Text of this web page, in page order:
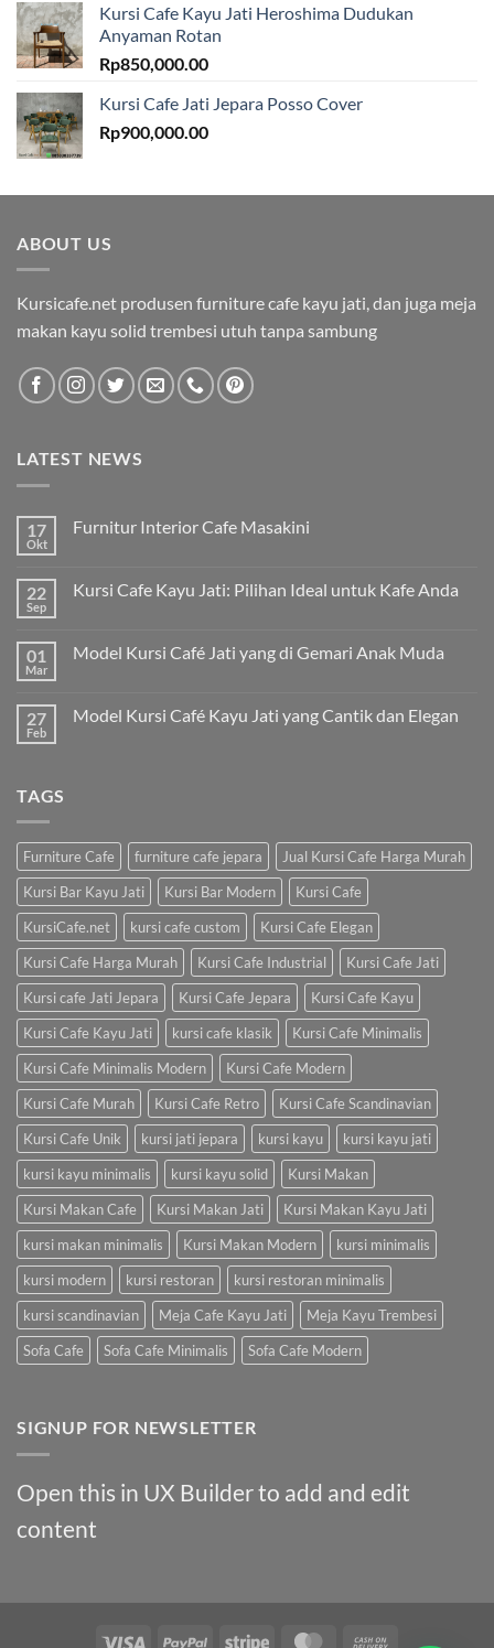
Kursi Cafe Kayu Jati Heroshima Dudukan
Anyaman Rotan
Rp850,000.00
Kursi Cafe Jati Jepara Posso Cover
Rp900,000.00
ABOUT US
Kursicafe.net produsen furniture cafe kayu jati, dan juga meja
makan kayu solid trembesi utuh tanpa sambung
LATEST NEWS
17
Okt
Furnitur Interior Cafe Masakini
22
Sep
Kursi Cafe Kayu Jati: Pilihan Ideal untuk Kafe Anda
01
Mar
Model Kursi Café Jati yang di Gemari Anak Muda
27
Feb
Model Kursi Café Kayu Jati yang Cantik dan Elegan
TAGS
Furniture Cafe furniture cafe jepara
Jual Kursi Cafe Harga Murah
Kursi Bar Kayu Jati
Kursi Bar Modern
Kursi Cafe
KursiCafe.net
kursi cafe custom
Kursi Cafe Elegan
Kursi Cafe Harga Murah
Kursi Cafe Industrial
Kursi Cafe Jati
Kursi cafe Jati Jepara
Kursi Cafe Jepara
Kursi Cafe Kayu
Kursi Cafe Kayu Jati
kursi cafe klasik
Kursi Cafe Minimalis
Kursi Cafe Minimalis Modern
Kursi Cafe Modern
Kursi Cafe Murah
Kursi Cafe Retro
Kursi Cafe Scandinavian
Kursi Cafe Unik
kursi jati jepara kursi kayu
kursi kayu jati
kursi kayu minimalis
kursi kayu solid
Kursi Makan
Kursi Makan Cafe
Kursi Makan Jati
Kursi Makan Kayu Jati
kursi makan minimalis
Kursi Makan Modern
kursi minimalis
kursi modern
kursi restoran
kursi restoran minimalis
kursi scandinavian
Meja Cafe Kayu Jati
Meja Kayu Trembesi
Sofa Cafe
Sofa Cafe Minimalis Sofa Cafe Modern
SIGNUP FOR NEWSLETTER
Open this in UX Builder to add and edit
content